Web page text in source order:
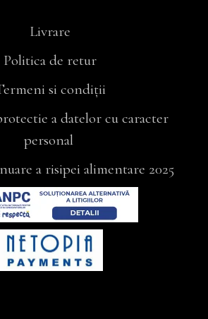
Livrare
Politica de retur
si condiții
a datelor cu caracter
personal
a risipei alimentare 2025